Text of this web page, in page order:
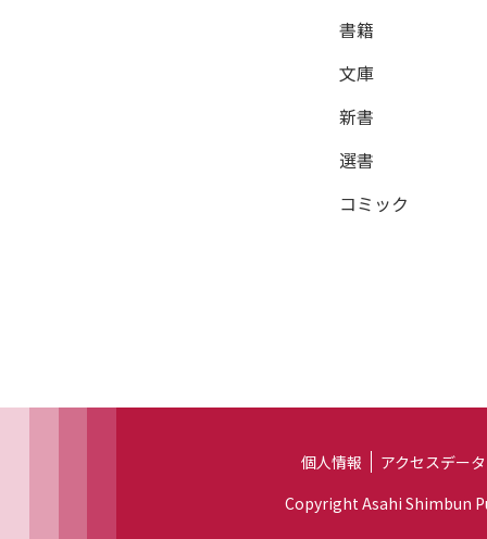
書籍
文庫
新書
選書
コミック
個人情報
アクセスデータ
Copyright Asahi Shimbun